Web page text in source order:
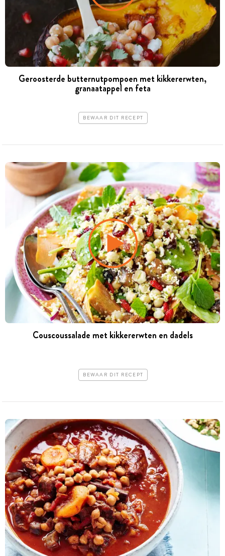
Geroosterde butternutpompoen met kikkererwten,
granaatappel en feta
BEWAAR DIT RECEPT
Couscoussalade met kikkererwten en dadels
BEWAAR DIT RECEPT